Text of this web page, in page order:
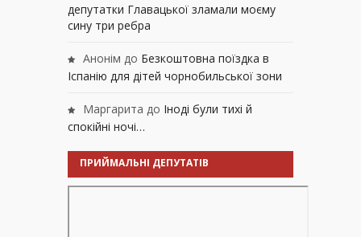
депутатки Главацької зламали моєму
сину три ребра
Анонім до Безкоштовна поїздка в
Іспанію для дітей чорнобильської зони
Маргарита до Іноді були тихі й
спокійні ночі…
ПРИЙМАЛЬНІ ДЕПУТАТІВ